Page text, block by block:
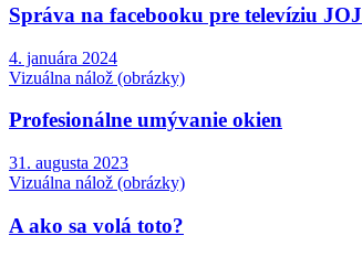
Správa na facebooku pre televíziu JOJ
4. januára 2024
Vizuálna nálož (obrázky)
Profesionálne umývanie okien
31. augusta 2023
Vizuálna nálož (obrázky)
A ako sa volá toto?